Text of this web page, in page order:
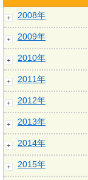
2008年
2009年
2010年
2011年
2012年
2013年
2014年
2015年